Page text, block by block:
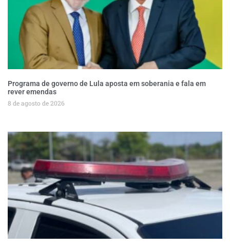
Programa de governo de Lula aposta em soberania e fala em
rever emendas
8 de agosto de 2026